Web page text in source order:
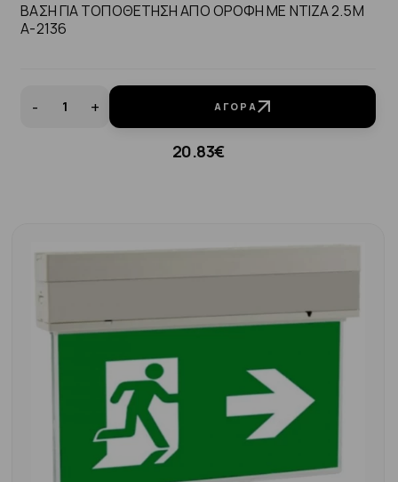
ΒΑΣΗ ΓΙΑ ΤΟΠΟΘΕΤΗΣΗ ΑΠΟ ΟΡΟΦΗ ΜΕ ΝΤΙΖΑ 2.5Μ
Α-2136
- + ΑΓΟΡΆ
20.83€